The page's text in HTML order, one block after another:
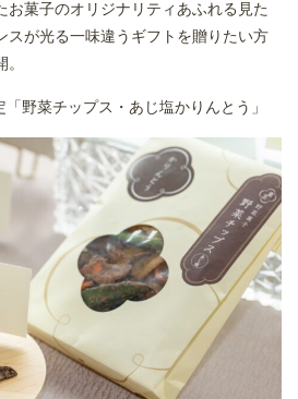
お菓子のオリジナリティあふれる見た
スが光る一味違うギフトを贈りたい方
野菜チップス・あじ塩かりんとう」